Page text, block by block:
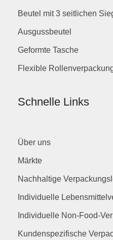
Beutel mit 3 seitlichen
Ausgussbeutel
Geformte Tasche
Flexible
Schnelle Links
Über uns
Märkte
Nachhaltige
Individuelle
Individuelle Non-Food-
Kundenspezifische